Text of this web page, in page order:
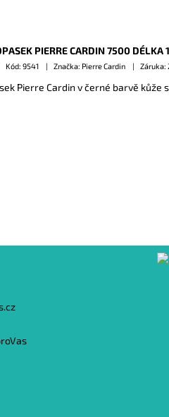
PIERRE CARDIN 7500 DÉLKA
Kód: 9541 Značka: Pierre Cardin Záruka:
Pierre Cardin v černé barvě kůže